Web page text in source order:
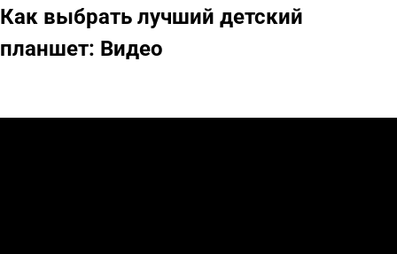
Как выбрать лучший детский
планшет: Видео